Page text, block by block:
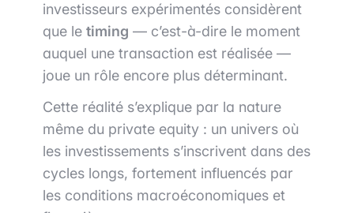
investisseurs expérimentés considèrent
que le timing — c’est-à-dire le moment
auquel une transaction est réalisée —
joue un rôle encore plus déterminant.
Cette réalité s’explique par la nature
même du private equity : un univers où
les investissements s’inscrivent dans des
cycles longs, fortement influencés par
les conditions macroéconomiques et